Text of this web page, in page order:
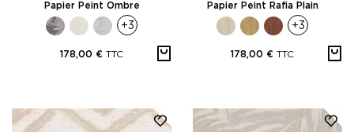
Papier Peint Ombre
+3
178,00 € TTC
Papier Peint Rafia Plain
+3
178,00 € TTC